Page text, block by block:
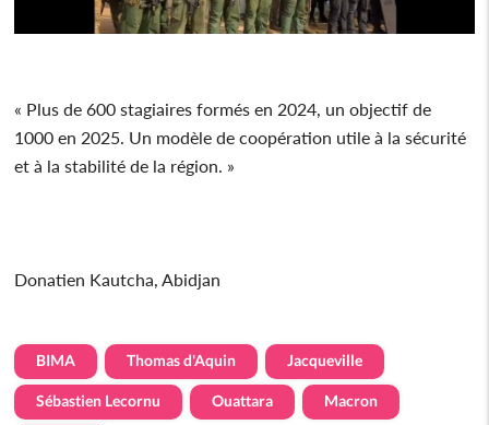
« Plus de 600 stagiaires formés en 2024, un objectif de
1000 en 2025. Un modèle de coopération utile à la sécurité
et à la stabilité de la région. »
Donatien Kautcha, Abidjan
BIMA Thomas d'Aquin Jacqueville
Sébastien Lecornu Ouattara Macron